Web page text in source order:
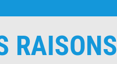
RAISONS